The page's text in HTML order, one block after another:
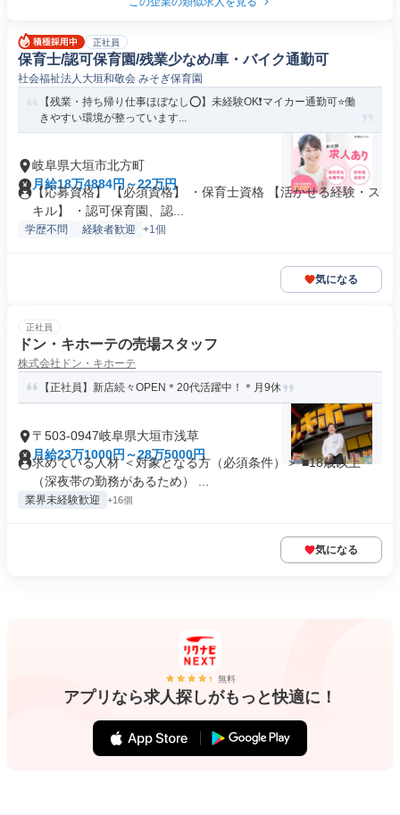
正社員
保育士/認可保育園/残業少なめ/車・バイク通勤可
社会福祉法人大垣和敬会 みそぎ保育園
【残業・持ち帰り仕事ほぼなし⭕】未経験OK❗️マイカー通勤可⭐働
きやすい環境が整っています...
岐阜県大垣市北方町
月給18万4884円～22万円
【応募資格】 【必須資格】 ・保育士資格 【活かせる経験・ス
キル】 ・認可保育園、認...
学歴不問 経験者歓迎 +1個
気になる
正社員
ドン・キホーテの売場スタッフ
株式会社ドン・キホーテ
【正社員】新店続々OPEN＊20代活躍中！＊月9休
〒503-0947岐阜県大垣市浅草
月給23万1000円～28万5000円
求めている人材 ＜対象となる方（必須条件）＞ ■18歳以上
（深夜帯の勤務があるため） ...
業界未経験歓迎 +16個
気になる
無料
アプリなら求人探しがもっと快適に！